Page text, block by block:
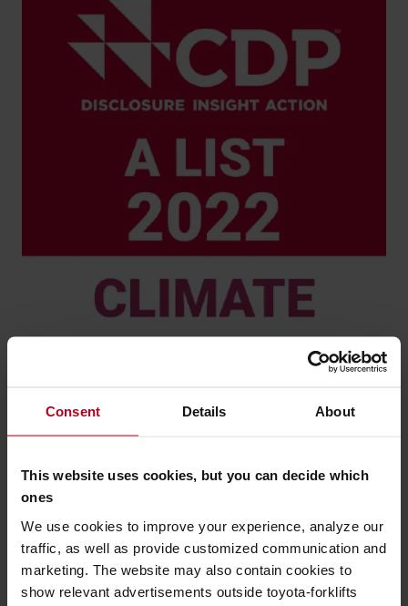
Consent Details About
This website uses cookies, but you can decide which
ones
We use cookies to improve your experience, analyze our
traffic, as well as provide customized communication and
marketing. The website may also contain cookies to
show relevant advertisements outside toyota-forklifts
spoločnosti Toyota
úsilie spoločnosti reagovať na klimatické zmeny. Medzi jej
súvisiace so zmenou klímy, ako aj transparentné
zverejňovanie environmentálnych údajov prostredníctvom
Toyota Industries Corporation chce vytvoriť uhlíkovo
neutrálnu spoločnosť a bude pokračovať v stanovovaní